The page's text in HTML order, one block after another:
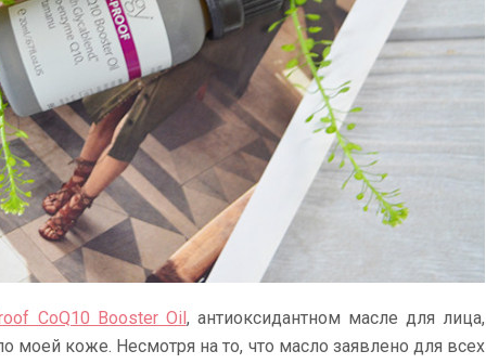
CoQ10 Booster Oil, антиоксидантном масле для лица,
моей коже. Несмотря на то, что масло заявлено для всех